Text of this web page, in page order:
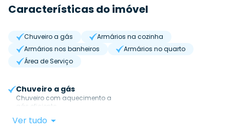
Características do imóvel
Chuveiro a gás
Armários na cozinha
Armários nos banheiros
Armários no quarto
Área de Serviço
Chuveiro a gás
Chuveiro com aquecimento a
gás eficiente.
Ver tudo